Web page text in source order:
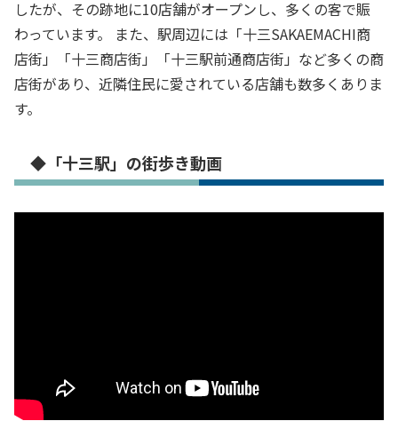
したが、その跡地に10店舗がオープンし、多くの客で賑
わっています。 また、駅周辺には「十三SAKAEMACHI商
店街」「十三商店街」「十三駅前通商店街」など多くの商
店街があり、近隣住民に愛されている店舗も数多くありま
す。
◆「十三駅」の街歩き動画